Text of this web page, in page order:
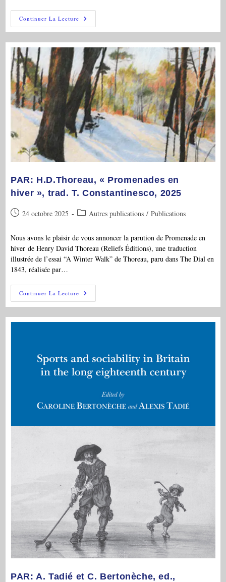
Continuer La Lecture PAR:
Etudes
Epistémè
« The
Politics
And
Poetics
Of
Trees
In
Seventeenth-
And
Eighteenth-
Century
England »,
Éd.
L.
Cottegnies,
A.-
V.
A.
Tadié
PAR: H.D.Thoreau, « Promenades en
hiver », trad. T. Constantinesco, 2025
Publication
24 octobre 2025
Post Autres publications / Publications
Nous avons le plaisir de vous annoncer la parution de Promenade en
hiver de Henry David Thoreau (Reliefs Éditions), une traduction
illustrée de l’essai “A Winter Walk” de Thoreau, paru dans The Dial en
1843, réalisée par…
Continuer La Lecture PAR:
H.D.Thoreau,
« Promenades
Hiver »,
PAR: A. Tadié et C. Bertonèche, ed.,